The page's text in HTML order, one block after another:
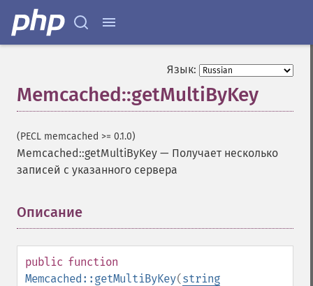
Язык:
Memcached::getMultiByKey
(PECL memcached >= 0.1.0)
Memcached::getMultiByKey — Получает несколько
записей с указанного сервера
Описание
public function
Memcached::getMultiByKey(string